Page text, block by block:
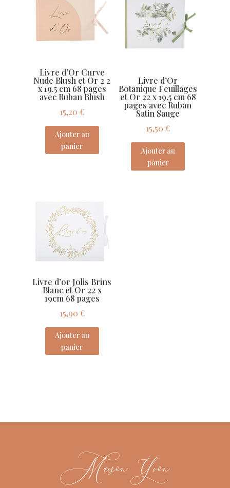
Livre d’Or Curve
Nude Blush et Or 2 2
x 19.5 cm 68 pages
avec Ruban Blush
15,20 €
Ajouter au
panier
Livre d’Or
Botanique Feuillages
et Or 22 x 19,5 cm 68
pages avec Ruban
Satin Sauge
15,50 €
Ajouter au
panier
Livre d’or Jolis Brins
Blanc et Or 22 x
19cm 68 pages
15,90 €
Ajouter au
panier
Maison Yvon